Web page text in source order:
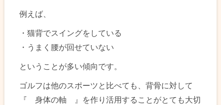
例えば、
・猫背でスイングをしている
・うまく腰が回せていない
ということが多い傾向です。
ゴルフは他のスポーツと比べても、背骨に対して
『 身体の軸 』を作り活用することがとても大切